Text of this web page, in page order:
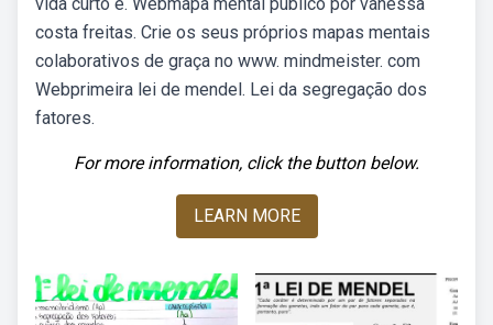
costa freitas. Crie os seus próprios mapas mentais
colaborativos de graça no www. mindmeister. com
Webprimeira lei de mendel. Lei da segregação dos
fatores.
For more information, click the button below.
LEARN MORE